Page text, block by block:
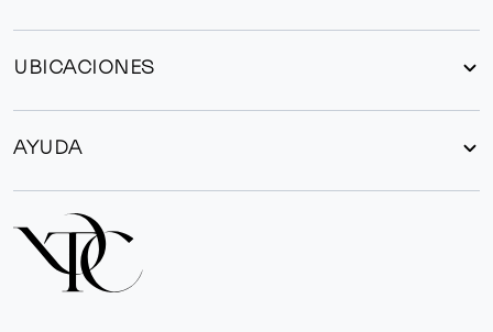
UBICACIONES
AYUDA